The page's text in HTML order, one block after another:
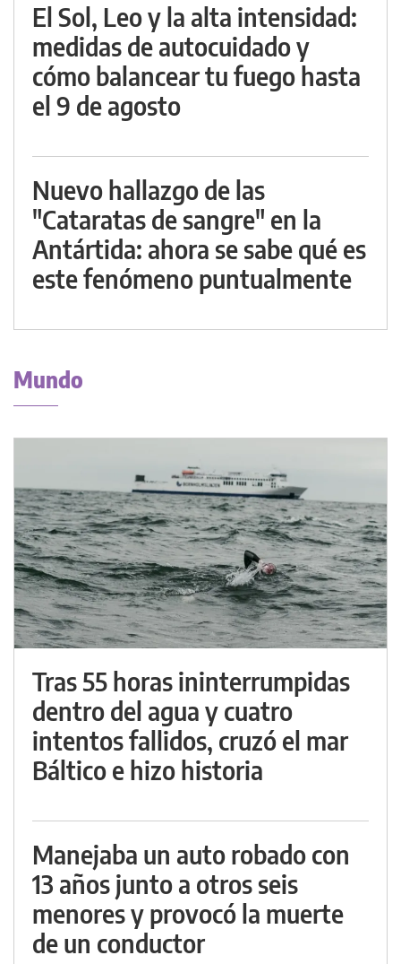
El Sol, Leo y la alta intensidad:
medidas de autocuidado y
cómo balancear tu fuego hasta
el 9 de agosto
Nuevo hallazgo de las
"Cataratas de sangre" en la
Antártida: ahora se sabe qué es
este fenómeno puntualmente
Mundo
Tras 55 horas ininterrumpidas
dentro del agua y cuatro
intentos fallidos, cruzó el mar
Báltico e hizo historia
Manejaba un auto robado con
13 años junto a otros seis
menores y provocó la muerte
de un conductor